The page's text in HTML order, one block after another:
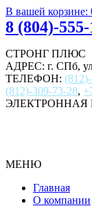
В вашей корзине:
8 (804)-
СТРОНГ ПЛЮС
АДРЕС: г. СПб,
ТЕЛЕФОН:
(812)-309-73-28,
ЭЛЕКТРОННАЯ
МЕНЮ
Главная
О компании